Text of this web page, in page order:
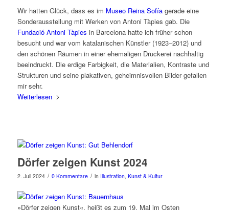
Wir hatten Glück, dass es im Museo Reina Sofíagerade eine
Sonderausstellung mit Werken von Antoni Tàpies gab. Die
Fundació Antoni Tàpies in Barcelona hatte ich früher schon
besucht und war vom katalanischen Künstler (1923–2012) und
den schönen Räumen in einer ehemaligen Druckerei nachhaltig
beeindruckt. Die erdige Farbigkeit, die Materialien, Kontraste und
Strukturen und seine plakativen, geheimnisvollen Bilder gefallen
mir sehr.
Weiterlesen
Dörfer zeigen Kunst 2024
2. Juli 2024 / 0 Kommentare / in Illustration, Kunst & Kultur
»Dörfer zeigen Kunst«, heißt es zum 19. Mal im Osten